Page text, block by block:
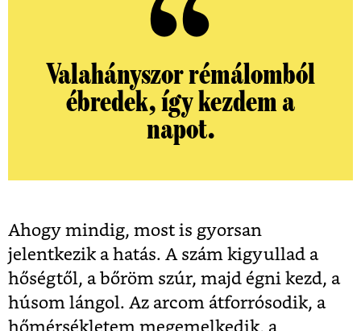
Valahányszor rémálomból
ébredek, így kezdem a
napot.
Ahogy mindig, most is gyorsan
jelentkezik a hatás. A szám kigyullad a
hőségtől, a bőröm szúr, majd égni kezd, a
húsom lángol. Az arcom átforrósodik, a
hőmérsékletem megemelkedik, a